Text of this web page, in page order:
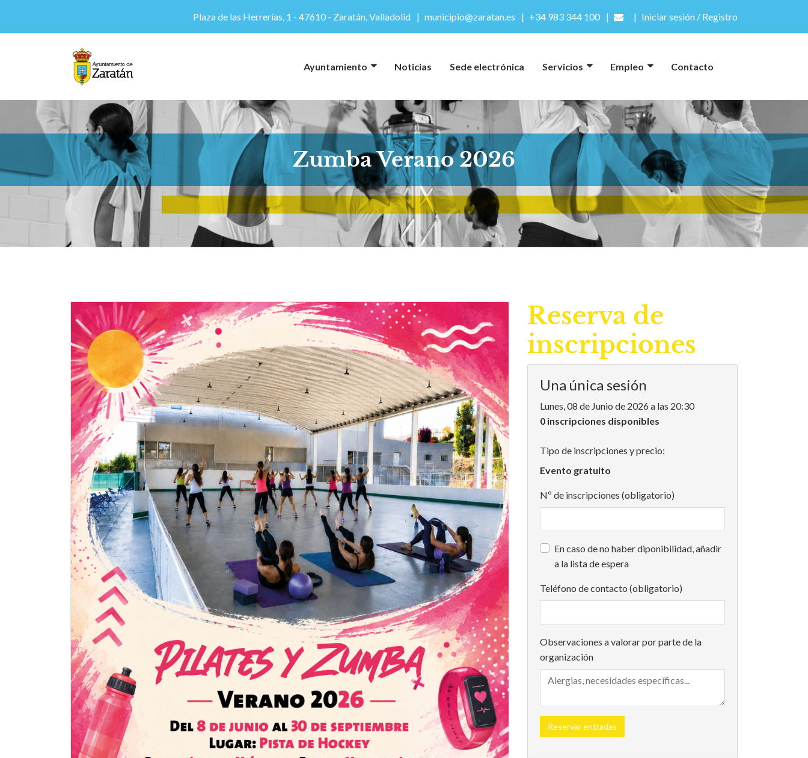
Plaza de las Herrerías, 1 - 47610 - Zaratán, Valladolid municipio@zaratan.es +34 983 344 100 Iniciar sesión / Registro
Ayuntamiento Noticias Sede electrónica Servicios Empleo Contacto
Zumba Verano 2026
Reserva de
inscripciones
Una única sesión
Lunes, 08 de Junio de 2026 a las 20:30
0 inscripciones disponibles
Tipo de inscripciones y precio:
Evento gratuito
Nº de inscripciones (obligatorio)
En caso de no haber diponibilidad, añadir
a la lista de espera
Teléfono de contacto (obligatorio)
Observaciones a valorar por parte de la
organización
Reservar entradas